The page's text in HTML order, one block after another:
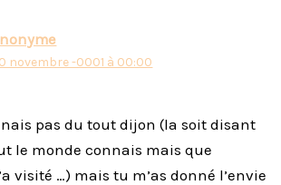
novembre -0001 à 00:00
pas du tout dijon (la soit disant
le monde connais mais que
visité …) mais tu m’as donné l’envie